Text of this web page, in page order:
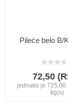
Pileće belo B/
72,50
jednako je 725,00
kg(s)